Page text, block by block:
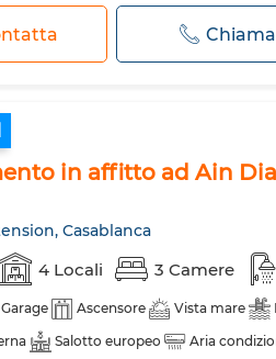
Chiama
in affitto ad Ain
Casablanca
4 Locali 3 Camere
Garage Ascensore Vista mare
Salotto europeo Aria